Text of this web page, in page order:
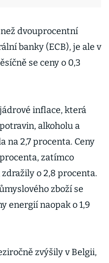
dvouprocentní
banky (ECB), je ale v
se ceny o 0,3
inflace, která
alkoholu a
na 2,7 procenta. Ceny
zatímco
o 2,8 procenta.
zboží se
energií naopak o 1,9
zvýšily v Belgii,